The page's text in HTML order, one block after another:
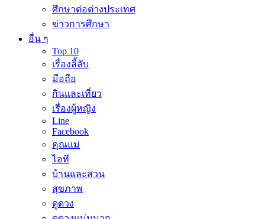
ศึกษาต่อต่างประเทศ
ข่าวการศึกษา
อื่น ๆ
Top 10
เรื่องลี้ลับ
มือถือ
กินและเที่ยว
เรื่องผู้หญิง
Line
Facebook
คุณแม่
ไอที
บ้านและสวน
สุขภาพ
ดูดวง